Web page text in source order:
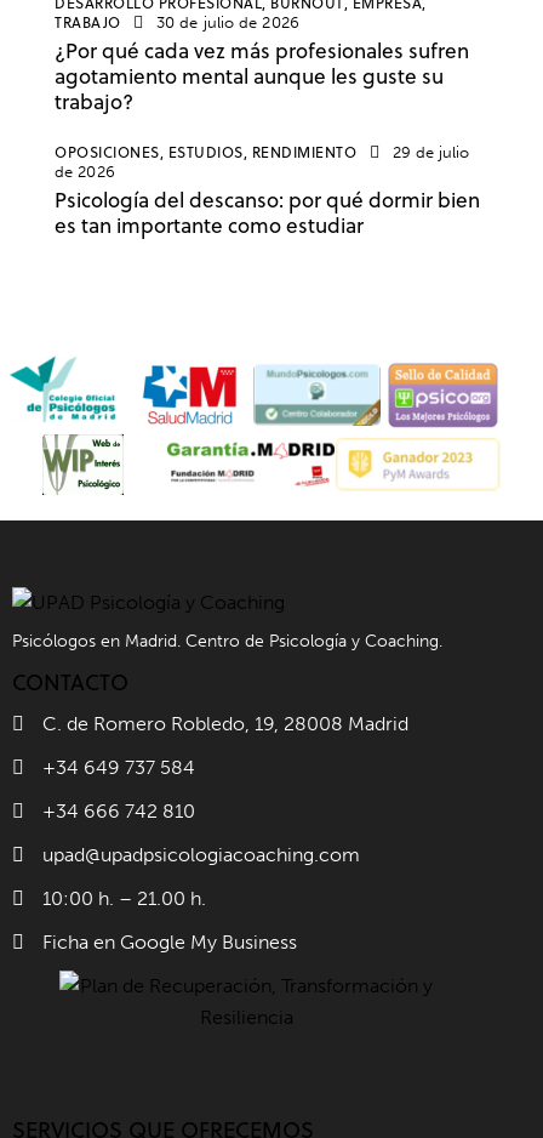
TRABAJO
30 de julio de 2026
¿Por qué cada vez más profesionales sufren
agotamiento mental aunque les guste su
trabajo?
OPOSICIONES, ESTUDIOS, RENDIMIENTO
29 de julio
de 2026
Psicología del descanso: por qué dormir bien
es tan importante como estudiar
Psicólogos en Madrid. Centro de Psicología y Coaching.
CONTACTO
C. de Romero Robledo, 19, 28008 Madrid
+34 649 737 584
+34 666 742 810
upad@upadpsicologiacoaching.com
10:00 h. – 21.00 h.
Ficha en Google My Business
SERVICIOS QUE OFRECEMOS